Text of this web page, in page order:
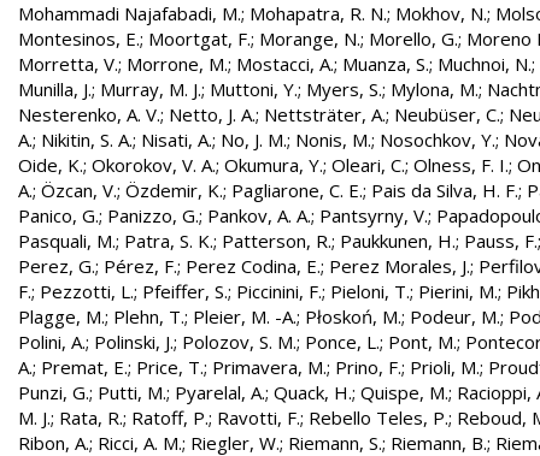
Mohammadi Najafabadi, M.; Mohapatra, R. N.; Mokhov, N.;
Montesinos, E.; Moortgat, F.; Morange, N.; Morello, G.; Moreno
Morretta, V.; Morrone, M.; Mostacci, A.; Muanza, S.; Muchnoi, N.;
Munilla, J.; Murray, M. J.; Muttoni, Y.; Myers, S.; Mylona, M.;
Nesterenko, A. V.; Netto, J. A.; Nettsträter, A.; Neubüser, C.;
A.; Nikitin, S. A.; Nisati, A.; No, J. M.; Nonis, M.; Nosochkov, Y.;
Oide, K.; Okorokov, V. A.; Okumura, Y.; Oleari, C.; Olness, F. I.;
A.; Özcan, V.; Özdemir, K.; Pagliarone, C. E.; Pais da Silva, H. F.;
Panico, G.; Panizzo, G.; Pankov, A. A.; Pantsyrny, V.;
Pasquali, M.; Patra, S. K.; Patterson, R.; Paukkunen, H.; Pauss, F.
Perez, G.; Pérez, F.; Perez Codina, E.; Perez Morales, J.;
F.; Pezzotti, L.; Pfeiffer, S.; Piccinini, F.; Pieloni, T.; Pierini, M.;
Plagge, M.; Plehn, T.; Pleier, M. -A.; Płoskoń, M.; Podeur, M.;
Polini, A.; Polinski, J.; Polozov, S. M.; Ponce, L.; Pont, M.;
A.; Premat, E.; Price, T.; Primavera, M.; Prino, F.; Prioli, M.;
Punzi, G.; Putti, M.; Pyarelal, A.; Quack, H.; Quispe, M.; Racioppi,
M. J.; Rata, R.; Ratoff, P.; Ravotti, F.; Rebello Teles, P.; Reboud,
Ribon, A.; Ricci, A. M.; Riegler, W.; Riemann, S.; Riemann, B.;